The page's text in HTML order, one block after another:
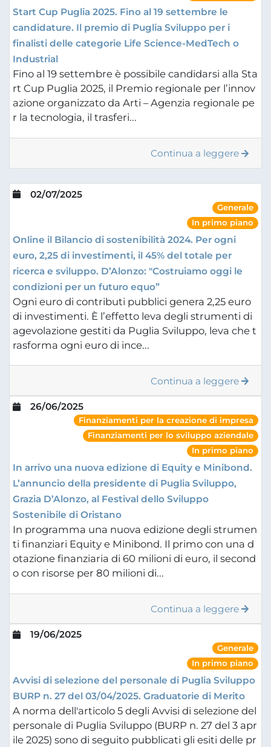
Start Cup Puglia 2025. Fino al 19 settembre le
candidature. Il premio di Puglia Sviluppo per i
finalisti delle categorie Life Science-MedTech o
Industrial
Fino al 19 settembre è possibile candidarsi alla Sta
rt Cup Puglia 2025, il Premio regionale per l’innov
azione organizzato da Arti – Agenzia regionale pe
r la tecnologia, il trasferi...
Continua a leggere
02/07/2025
Generale
In primo piano
Online il Bilancio di sostenibilità 2024. Per ogni
euro, 2,25 di investimenti, il 45% del totale per
ricerca e sviluppo. D’Alonzo: "Costruiamo oggi le
condizioni per un futuro equo”
Ogni euro di contributi pubblici genera 2,25 euro
di investimenti. È l’effetto leva degli strumenti di
agevolazione gestiti da Puglia Sviluppo, leva che t
rasforma ogni euro di ince...
Continua a leggere
26/06/2025
Finanziamenti per la creazione di impresa
Finanziamenti per lo sviluppo aziendale
In primo piano
In arrivo una nuova edizione di Equity e Minibond.
L’annuncio della presidente di Puglia Sviluppo,
Grazia D’Alonzo, al Festival dello Sviluppo
Sostenibile di Oristano
In programma una nuova edizione degli strumen
ti finanziari Equity e Minibond. Il primo con una d
otazione finanziaria di 60 milioni di euro, il second
o con risorse per 80 milioni di...
Continua a leggere
19/06/2025
Generale
In primo piano
Avvisi di selezione del personale di Puglia Sviluppo
BURP n. 27 del 03/04/2025. Graduatorie di Merito
A norma dell'articolo 5 degli Avvisi di selezione del
personale di Puglia Sviluppo (BURP n. 27 del 3 apr
ile 2025) sono di seguito pubblicati gli esiti delle pr